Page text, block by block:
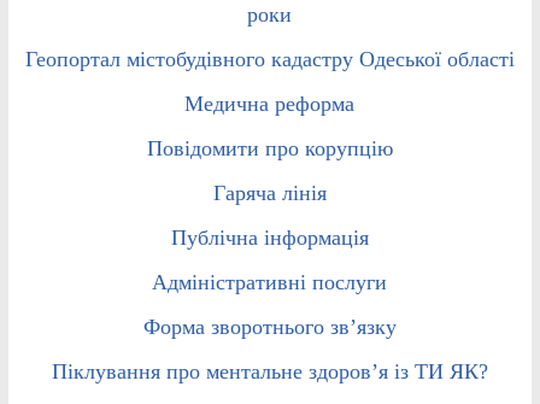
роки
Геопортал містобудівного кадастру Одеської області
Медична реформа
Повідомити про корупцію
Гаряча лінія
Публічна інформація
Адміністративні послуги
Форма зворотнього зв’язку
Піклування про ментальне здоров’я із ТИ ЯК?